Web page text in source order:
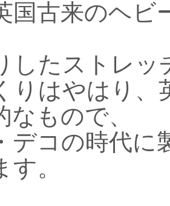
国古来のヘビ
したストレ
りはやはり、
なもので、
デコの時代に
。